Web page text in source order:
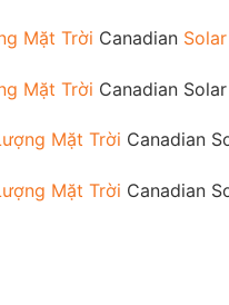
Mặt Trời Canadian Solar
Mặt Trời Canadian
Mặt Trời Canadian
Mặt Trời Canadian